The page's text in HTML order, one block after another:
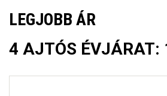
LEGJOBB ÁR
4 AJTÓS